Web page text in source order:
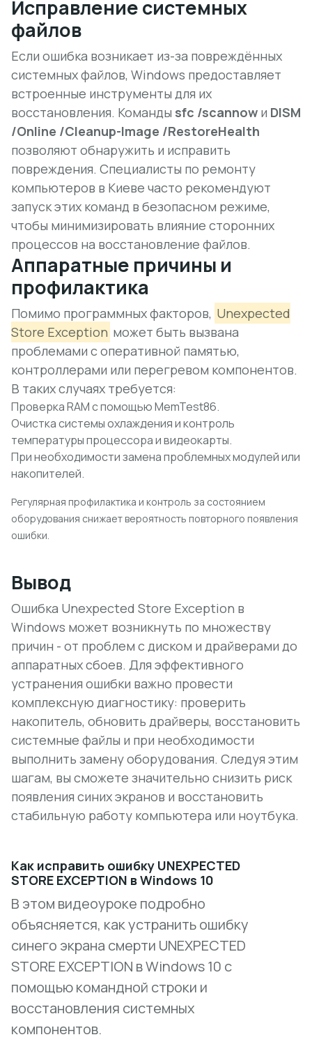
Исправление системных
файлов
Если ошибка возникает из-за повреждённых
системных файлов, Windows предоставляет
встроенные инструменты для их
восстановления. Команды sfc /scannow и DISM
/Online /Cleanup-Image /RestoreHealth
позволяют обнаружить и исправить
повреждения. Специалисты по ремонту
компьютеров в Киеве часто рекомендуют
запуск этих команд в безопасном режиме,
чтобы минимизировать влияние сторонних
процессов на восстановление файлов.
Аппаратные причины и
профилактика
Помимо программных факторов, Unexpected
Store Exception может быть вызвана
проблемами с оперативной памятью,
контроллерами или перегревом компонентов.
В таких случаях требуется:
Проверка RAM с помощью MemTest86.
Очистка системы охлаждения и контроль
температуры процессора и видеокарты.
При необходимости замена проблемных модулей или
накопителей.
Регулярная профилактика и контроль за состоянием
оборудования снижает вероятность повторного появления
ошибки.
Вывод
Ошибка Unexpected Store Exception в
Windows может возникнуть по множеству
причин - от проблем с диском и драйверами до
аппаратных сбоев. Для эффективного
устранения ошибки важно провести
комплексную диагностику: проверить
накопитель, обновить драйверы, восстановить
системные файлы и при необходимости
выполнить замену оборудования. Следуя этим
шагам, вы сможете значительно снизить риск
появления синих экранов и восстановить
стабильную работу компьютера или ноутбука.
Как исправить ошибку UNEXPECTED
STORE EXCEPTION в Windows 10
В этом видеоуроке подробно
объясняется, как устранить ошибку
синего экрана смерти UNEXPECTED
STORE EXCEPTION в Windows 10 с
помощью командной строки и
восстановления системных
компонентов.